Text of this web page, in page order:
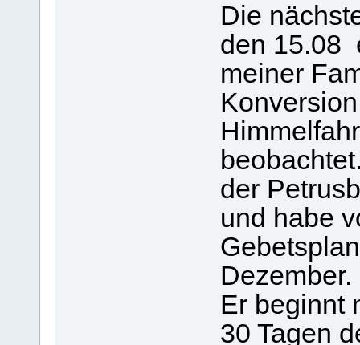
Die
den 15.08
meiner
der
und habe
Dezember.
Er beginnt
30 Tagen